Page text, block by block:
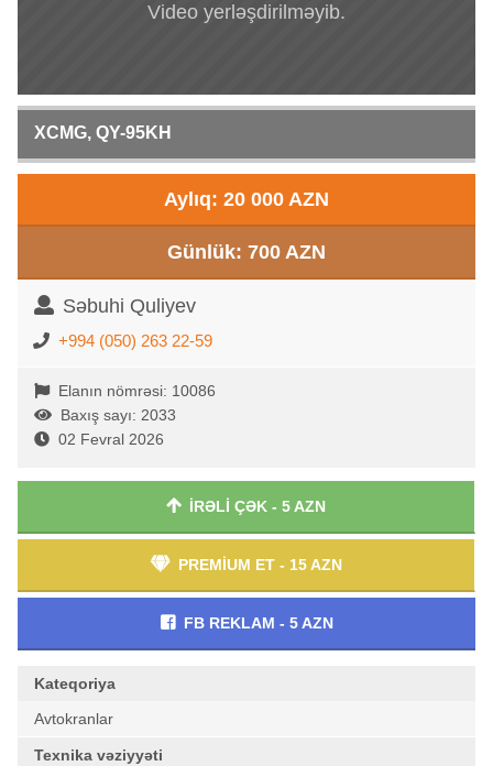
Video yerləşdirilməyib.
XCMG, QY-95KH
Aylıq: 20 000 AZN
Günlük: 700 AZN
Səbuhi Quliyev
+994 (050) 263 22-59
Elanın nömrəsi: 10086
Baxış sayı: 2033
02 Fevral 2026
İRƏLİ ÇƏK - 5 AZN
PREMİUM ET - 15 AZN
FB REKLAM - 5 AZN
Kateqoriya
Avtokranlar
Texnika vəziyyəti